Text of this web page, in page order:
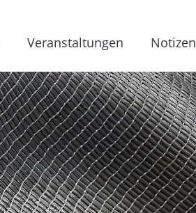
Veranstaltungen Notizen